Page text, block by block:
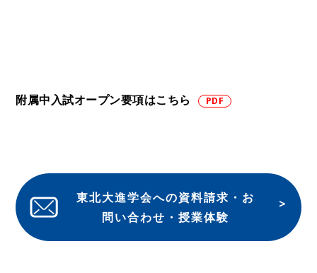
附属中入試オープン要項はこちら
東北大進学会への資料請求・お
問い合わせ・授業体験